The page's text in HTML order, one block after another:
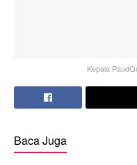
Kepala
Baca Juga